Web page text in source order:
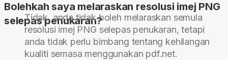
Bolehkah saya melaraskan resolusi imej PNG
selepas penukaran?
Tidak, anda tidak boleh melaraskan semula
resolusi imej PNG selepas penukaran, tetapi
anda tidak perlu bimbang tentang kehilangan
kualiti semasa menggunakan pdf.net.